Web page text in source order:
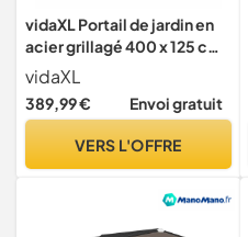
vidaXL Portail de jardin en
acier grillagé 400 x 125 cm
vert
vidaXL
389,99 € Envoi gratuit
VERS L'OFFRE